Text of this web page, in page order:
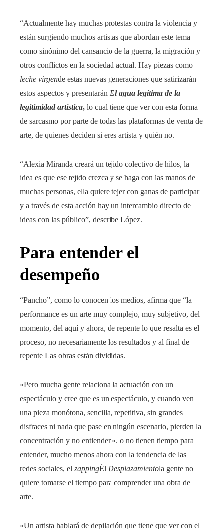
“Actualmente hay muchas protestas contra la violencia y
están surgiendo muchos artistas que abordan este tema
como sinónimo del cansancio de la guerra, la migración y
otros conflictos en la sociedad actual. Hay piezas como
leche virgende estas nuevas generaciones que satirizarán
estos aspectos y presentarán El agua legítima de la
legitimidad artística, lo cual tiene que ver con esta forma
de sarcasmo por parte de todas las plataformas de venta de
arte, de quienes deciden si eres artista y quién no.
“Alexia Miranda creará un tejido colectivo de hilos, la
idea es que ese tejido crezca y se haga con las manos de
muchas personas, ella quiere tejer con ganas de participar
y a través de esta acción hay un intercambio directo de
ideas con las público”, describe López.
Para entender el
desempeño
“Pancho”, como lo conocen los medios, afirma que “la
performance es un arte muy complejo, muy subjetivo, del
momento, del aquí y ahora, de repente lo que resalta es el
proceso, no necesariamente los resultados y al final de
repente Las obras están divididas.
«Pero mucha gente relaciona la actuación con un
espectáculo y cree que es un espectáculo, y cuando ven
una pieza monótona, sencilla, repetitiva, sin grandes
disfraces ni nada que pase en ningún escenario, pierden la
concentración y no entienden». o no tienen tiempo para
entender, mucho menos ahora con la tendencia de las
redes sociales, el zappingÉl Desplazamientola gente no
quiere tomarse el tiempo para comprender una obra de
arte.
«Un artista hablará de depilación que tiene que ver con el